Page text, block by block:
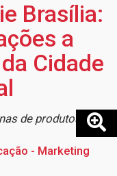
Brasília:
a
Cidade
de produtos não
- Marketing